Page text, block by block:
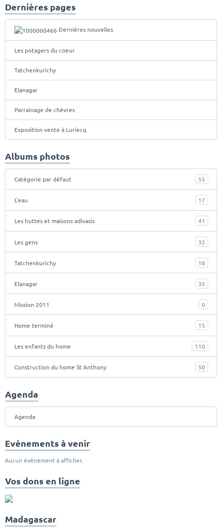
Dernières pages
Dernières nouvelles
Les potagers du coeur
Tatchenkurichy
Elanagar
Parrainage de chèvres
Exposition vente à Luriecq
Albums photos
Catégorie par défaut 55
L'eau 17
Les huttes et maisons adivasis 41
Les gens 32
Tatchenkurichy 18
Elanagar 35
Mission 2011 0
Home terminé 15
Les enfants du home 110
Construction du home St Anthony 50
Agenda
Agenda
Evénements à venir
Aucun évènement à afficher.
Vos dons en ligne
Madagascar